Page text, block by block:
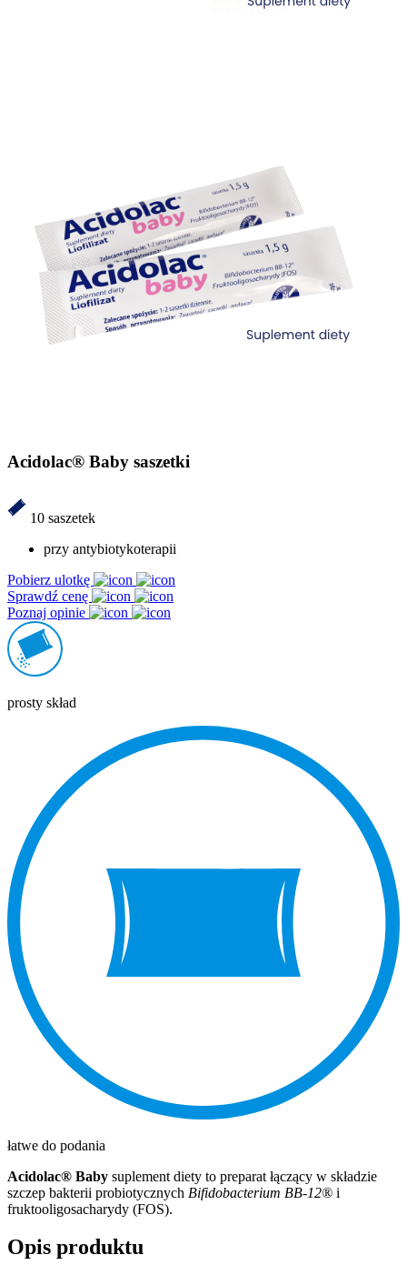
Acidolac® Baby saszetki
10 saszetek
przy antybiotykoterapii
Pobierz ulotkę
Sprawdź cenę
Poznaj opinie
prosty skład
łatwe do podania
Acidolac® Baby suplement diety to preparat łączący w składzie
szczep bakterii probiotycznych Bifidobacterium BB-12® i
fruktooligosacharydy (FOS).
Opis produktu